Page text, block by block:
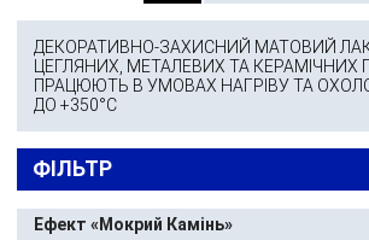
ДЕКОРАТИВНО-ЗАХИСНИЙ МАТОВИЙ
ЦЕГЛЯНИХ, МЕТАЛЕВИХ ТА
ПРАЦЮЮТЬ В УМОВАХ НАГРІВУ ТА
ДО +350°С
ФІЛЬТР
Ефект «Мокрий Камінь»